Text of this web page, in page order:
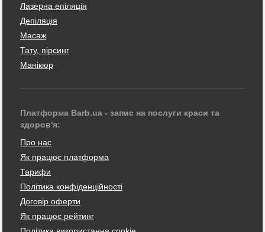
Лазерна епіляція
Депіляція
Масаж
Тату, пірсинг
Манікюр
Платформа Barb.ua - запис на послуги краси та
здоров'я:
Про нас
Як працює платформа
Тарифи
Політика конфіденційності
Договір оферти
Як працює рейтинг